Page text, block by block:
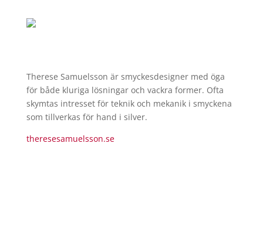
Therese Samuelsson är smyckesdesigner med öga
för både kluriga lösningar och vackra former. Ofta
skymtas intresset för teknik och mekanik i smyckena
som tillverkas för hand i silver.
theresesamuelsson.se